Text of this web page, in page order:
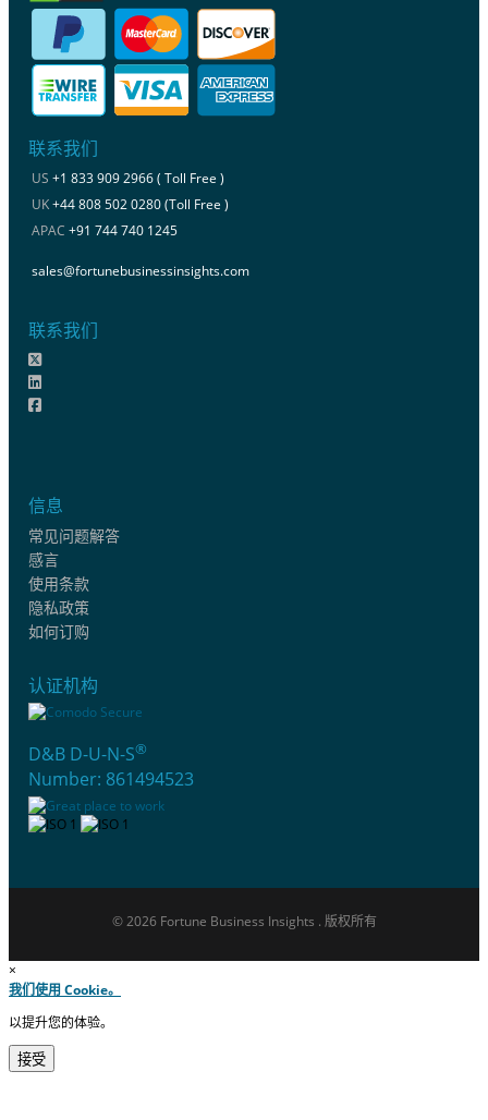
联系我们
US +1 833 909 2966 ( Toll Free )
UK+44 808 502 0280 (Toll Free )
APAC +91 744 740 1245
sales@fortunebusinessinsights.com
联系我们
信息
常见问题解答
感言
使用条款
隐私政策
如何订购
认证机构
D&B D-U-N-S®
Number: 861494523
© 2026 Fortune Business Insights . 版权所有
×
我们使用 Cookie。
以提升您的体验。
接受